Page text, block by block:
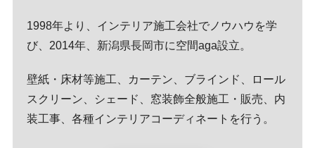
1998年より、インテリア施工会社でノウハウを学
び、2014年、新潟県長岡市に空間aga設立。
壁紙・床材等施工、カーテン、ブラインド、ロール
スクリーン、シェード、窓装飾全般施工・販売、内
装工事、各種インテリアコーディネートを行う。